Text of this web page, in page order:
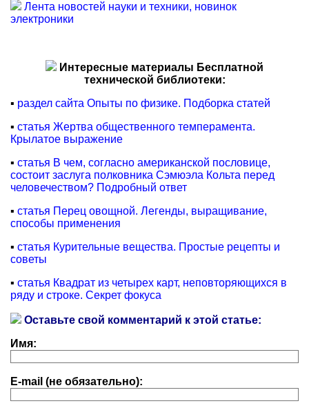
Лента новостей науки и техники, новинок
электроники
Интересные материалы Бесплатной
технической библиотеки:
▪ раздел сайта Опыты по физике. Подборка статей
▪ статья Жертва общественного темперамента.
Крылатое выражение
▪ статья В чем, согласно американской пословице,
состоит заслуга полковника Сэмюэла Кольта перед
человечеством? Подробный ответ
▪ статья Перец овощной. Легенды, выращивание,
способы применения
▪ статья Курительные вещества. Простые рецепты и
советы
▪ статья Квадрат из четырех карт, неповторяющихся в
ряду и строке. Секрет фокуса
Оставьте свой комментарий к этой статье:
Имя:
E-mail (не обязательно):